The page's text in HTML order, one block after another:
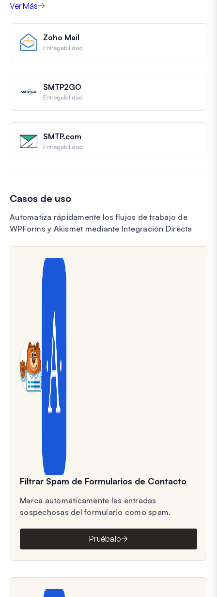
Ver Más
Zoho Mail
Entregabilidad
SMTP2GO
Entregabilidad
SMTP.com
Entregabilidad
Casos de uso
Automatiza rápidamente los flujos de trabajo de
WPForms y Akismet mediante Integración Directa
Filtrar Spam de Formularios de Contacto
Marca automáticamente las entradas
sospechosas del formulario como spam.
Pruébalo